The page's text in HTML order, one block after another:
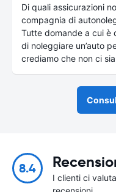
Di quali assicurazioni
compagnia di
Tutte domande a cui è
di noleggiare un’auto
crediamo che non ci
8.4
I clienti ci